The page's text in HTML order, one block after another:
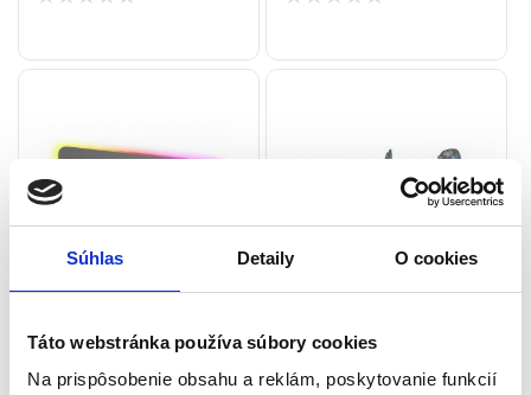
Súhlas Detaily O cookies
Táto webstránka používa súbory cookies
Na prispôsobenie obsahu a reklám, poskytovanie funkcií
myš a klávesnicu |
opierkou na nohy | čierno-
modrá